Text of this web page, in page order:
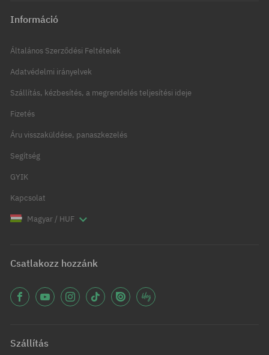
Információ
Általános Szerződési Feltételek
Adatvédelmi irányelvek
Szállítás, kézbesítés, a megrendelés teljesítési ideje
Fizetés
Áru visszaküldése, panaszkezelés
Segítség
GYIK
Kapcsolat
Magyar / HUF
Csatlakozz hozzánk
Szállítás